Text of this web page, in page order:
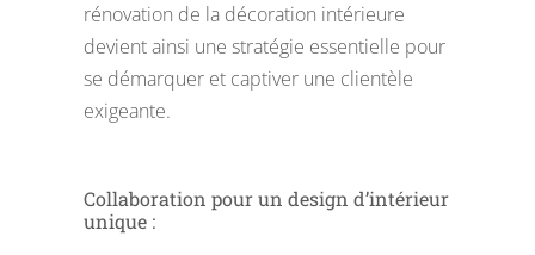
rénovation de la décoration intérieure
devient ainsi une stratégie essentielle pour
se démarquer et captiver une clientèle
exigeante.
Collaboration pour un design d’intérieur
unique :